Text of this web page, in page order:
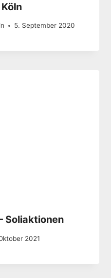
5. September 2020
Soliaktionen
2021